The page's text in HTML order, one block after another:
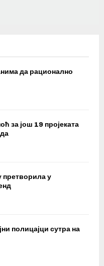
да рационално
за још 19 пројеката
претворила у
полицајци сутра на